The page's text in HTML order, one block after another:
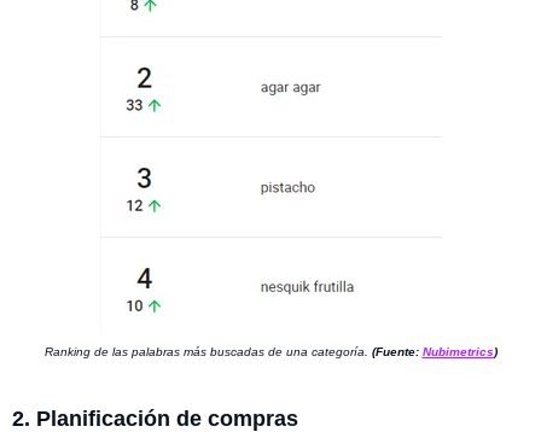
Ranking de las palabras más buscadas de una categoría. (Fuente: Nubimetrics)
2. Planificación de compras